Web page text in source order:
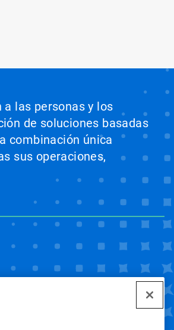
las personas y los
de soluciones basadas
combinación única
sus operaciones,